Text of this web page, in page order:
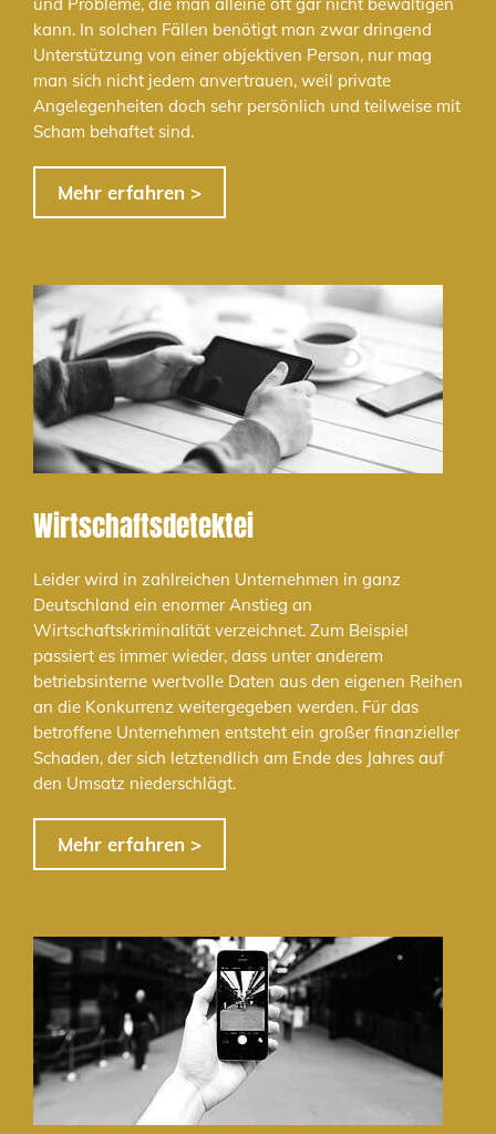
und Probleme, die man alleine oft gar nicht bewältigen
kann. In solchen Fällen benötigt man zwar dringend
Unterstützung von einer objektiven Person, nur mag
man sich nicht jedem anvertrauen, weil private
Angelegenheiten doch sehr persönlich und teilweise mit
Scham behaftet sind.
Mehr erfahren >
Wirtschaftsdetektei
Leider wird in zahlreichen Unternehmen in ganz
Deutschland ein enormer Anstieg an
Wirtschaftskriminalität verzeichnet. Zum Beispiel
passiert es immer wieder, dass unter anderem
betriebsinterne wertvolle Daten aus den eigenen Reihen
an die Konkurrenz weitergegeben werden. Für das
betroffene Unternehmen entsteht ein großer finanzieller
Schaden, der sich letztendlich am Ende des Jahres auf
den Umsatz niederschlägt.
Mehr erfahren >